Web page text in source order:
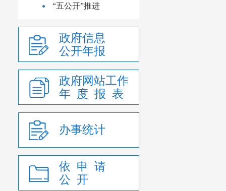
“五公开”推进
政府信息
公开年报
政府网站工作
年 度 报 表
办事统计
依 申 请
公 开